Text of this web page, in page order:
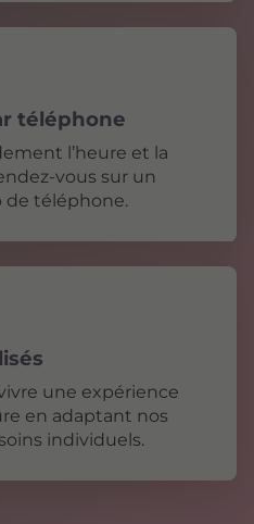
téléphone
l’heure et la
vous sur un
de téléphone.
une expérience
en adaptant nos
individuels.